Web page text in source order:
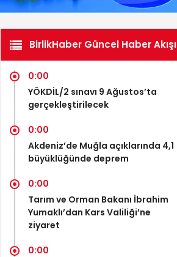
BirlikHaber Güncel Haber Akışı
0:00
YÖKDİL/2 sınavı 9 Ağustos’ta
gerçekleştirilecek
0:00
Akdeniz’de Muğla açıklarında 4,1
büyüklüğünde deprem
0:00
Tarım ve Orman Bakanı İbrahim
Yumaklı’dan Kars Valiliği’ne
ziyaret
0:00